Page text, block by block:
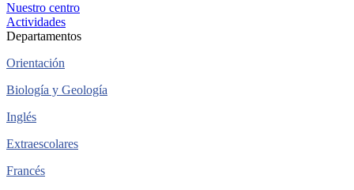
Nuestro centro
Actividades
Departamentos
Orientación
Biología y Geología
Inglés
Extraescolares
Francés